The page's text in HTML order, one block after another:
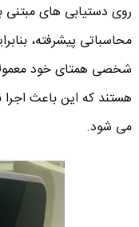
روی دستیابی های مبتنی
محاسباتی پیشرفته،
شخصی همتای خود
هستند که این باعث
می شود.